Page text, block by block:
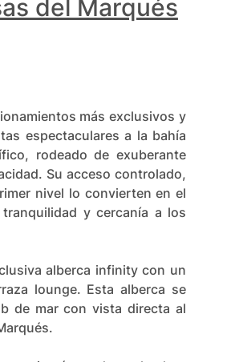
del Marqués
más exclusivos y
espectaculares a la bahía
rodeado de exuberante
Su acceso controlado,
nivel lo convierten en el
y cercanía a los
alberca infinity con un
lounge. Esta alberca se
de mar con vista directa al